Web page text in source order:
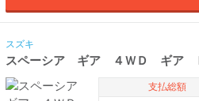
スズキ
スペーシア ギア ４ＷＤ ギア
支払総額